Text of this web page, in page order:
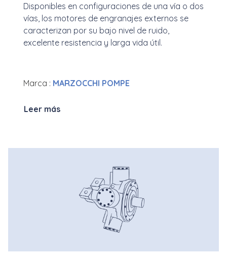
Disponibles en configuraciones de una vía o dos
vías, los motores de engranajes externos se
caracterizan por su bajo nivel de ruido,
excelente resistencia y larga vida útil.
Marca : MARZOCCHI POMPE
Leer más